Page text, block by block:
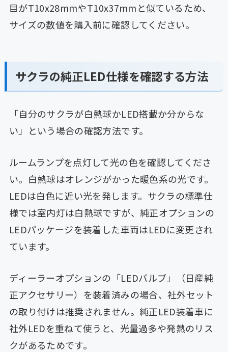
目がT10x28mmやT10x37mmと似ているため、
サイズの数値を購入前に確認してください。
サクラの純正LED仕様を確認する方法
「自分のサクラが白熱球かLED搭載か分からな
い」という場合の確認方法です。
ルームランプを点灯して光の色を確認してくださ
い。白熱球はオレンジがかった暖色系の光です。
LEDは白色に近い光を発します。サクラの標準仕
様では室内灯は白熱球ですが、純正オプションの
LEDパッケージを装着した車両はLEDに変更され
ています。
ディーラーオプションの「LEDバルブ」（日産純
正アクセサリー）を装着済みの場合、社外セット
の取り付けは推奨されません。純正LED装着車に
社外LEDを重ねて使うと、光量過多や発熱のリス
クがあるためです。